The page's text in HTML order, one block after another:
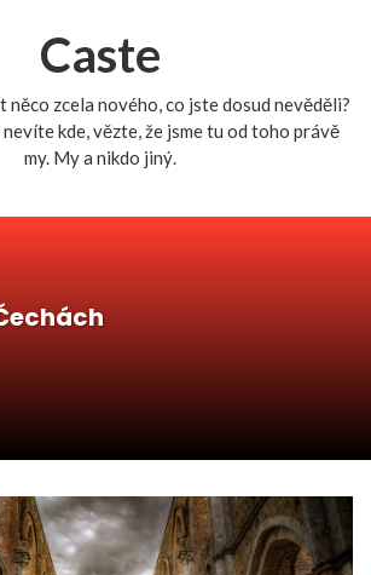
Caste
něco zcela nového, co jste dosud nevěděli?
kde, vězte, že jsme tu od toho právě
my. My a nikdo jiný.